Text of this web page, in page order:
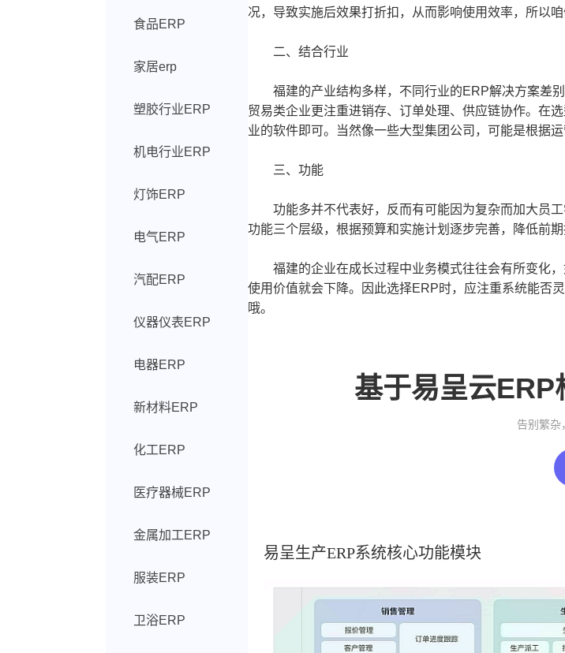
食品ERP
家居erp
塑胶行业ERP
机电行业ERP
灯饰ERP
电气ERP
汽配ERP
仪器仪表ERP
电器ERP
新材料ERP
化工ERP
医疗器械ERP
金属加工ERP
服装ERP
卫浴ERP
况，导致实施后效果打折扣，从而影响使用效率，所以
二、结合行业
福建的产业结构多样，不同行业的ERP解决方案差别
贸易类企业更注重进销存、订单处理、供应链协作。在
业的软件即可。当然像一些大型集团公司，可能是根据
三、功能
功能多并不代表好，反而有可能因为复杂而加大员工
功能三个层级，根据预算和实施计划逐步完善，降低前期
福建的企业在成长过程中业务模式往往会有所变化，
使用价值就会下降。因此选择ERP时，应注重系统能否
哦。
基于易呈云ERP
告别繁杂
易呈生产ERP系统核心功能模块